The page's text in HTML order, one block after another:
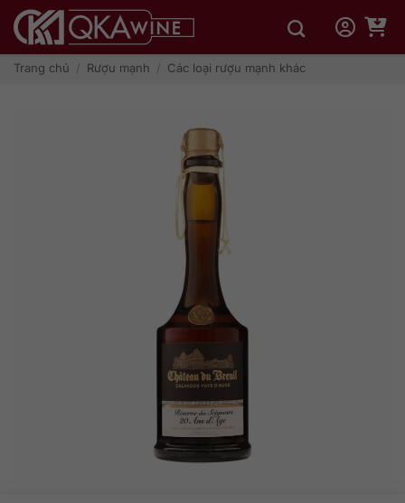
qua
dungTrang chủ / Rượu mạnh / Các loại rượu mạnh khác